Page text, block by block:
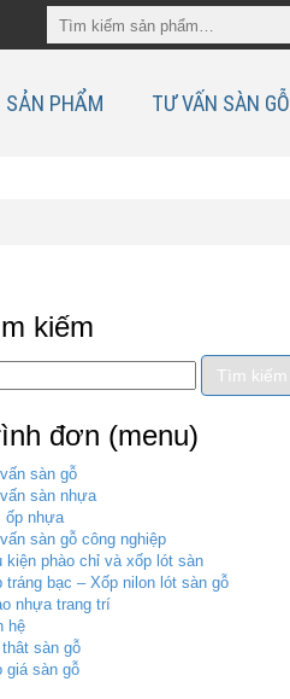
SẢN PHẨM TƯ VẤN SÀN GỖ
kiếm
đơn (menu)
sàn gỗ
sàn nhựa
ốp nhựa
sàn gỗ công nghiệp
kiện phào chỉ và xốp lót sàn
tráng bạc – Xốp nilon lót sàn gỗ
nhựa trang trí
hệ
thât sàn gỗ
giá sàn gỗ